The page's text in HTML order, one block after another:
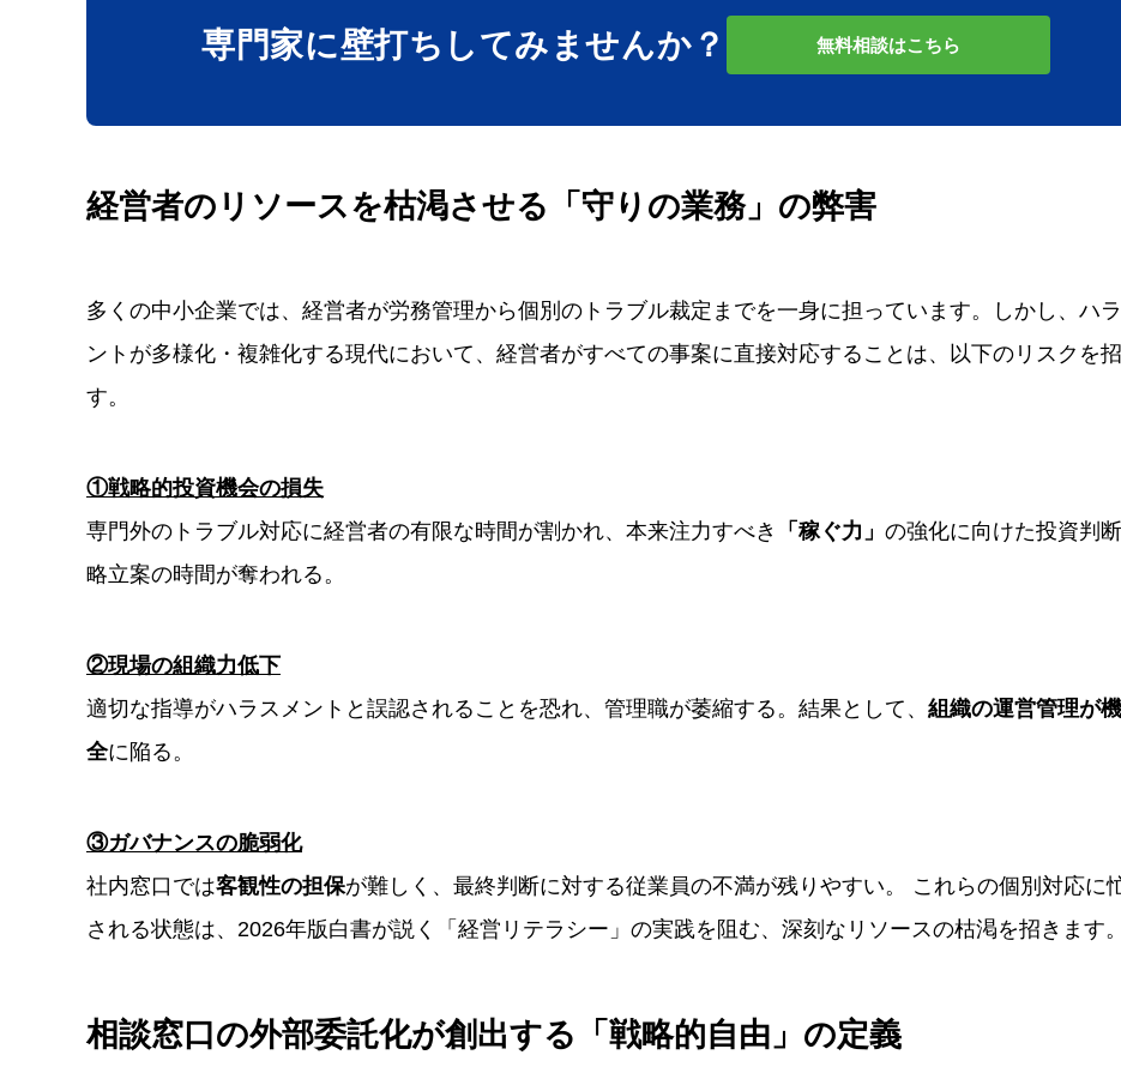
専門家に壁打ち してみませんか？ 無料相談はこちら
経営者のリソースを枯渇させる「守りの業務」の弊害
多くの中小企業では、経営者が労務管理から個別のトラブル裁定までを一身に担っています。しかし、ハ
ントが多様化・複雑化する現代において、経営者がすべての事案に直接対応することは、以下のリスクを
す。
①戦略的投資機会の損失
専門外のトラブル対応に経営者の有限な時間が割かれ、本来注力すべき
「稼ぐ力」 の強化に向けた投資判
略立案の時間が奪われる。
②現場の組織力低下
適切な指導がハラスメントと誤認されることを恐れ、管理職が萎縮する。結果として、 組織の運営管理が
全に陥る。
③ガバナンスの脆弱化
社内窓口では客観性の担保が難しく、最終判断に対する従業員の不満が残りやすい。 これらの個別対応に
される状態は、2026年版白書が説く「経営リテラシー」の実践を阻む、深刻なリソースの枯渇を招きます。
相談窓口の外部委託化が創出する「戦略的自由」の定義